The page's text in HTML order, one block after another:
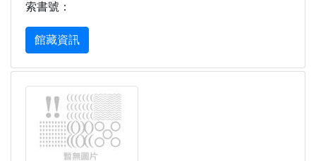
索書號：
館藏資訊